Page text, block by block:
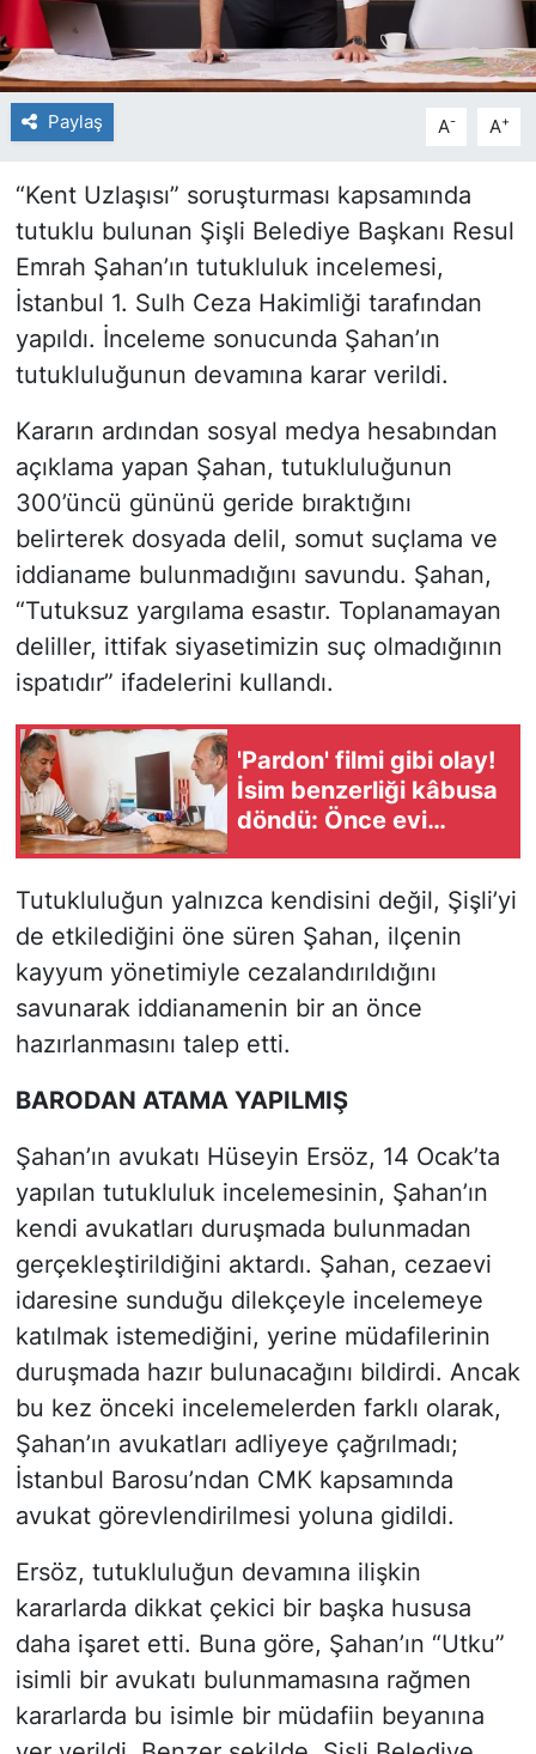
Paylaş A- A+
“Kent Uzlaşısı” soruşturması kapsamında
tutuklu bulunan Şişli Belediye Başkanı Resul
Emrah Şahan’ın tutukluluk incelemesi,
İstanbul 1. Sulh Ceza Hakimliği tarafından
yapıldı. İnceleme sonucunda Şahan’ın
tutukluluğunun devamına karar verildi.
Kararın ardından sosyal medya hesabından
açıklama yapan Şahan, tutukluluğunun
300’üncü gününü geride bıraktığını
belirterek dosyada delil, somut suçlama ve
iddianame bulunmadığını savundu. Şahan,
“Tutuksuz yargılama esastır. Toplanamayan
deliller, ittifak siyasetimizin suç olmadığının
ispatıdır” ifadelerini kullandı.
'Pardon' filmi gibi olay!
İsim benzerliği kâbusa
döndü: Önce evi
Tutukluluğun yalnızca kendisini değil, Şişli’yi
de etkilediğini öne süren Şahan, ilçenin
kayyum yönetimiyle cezalandırıldığını
savunarak iddianamenin bir an önce
hazırlanmasını talep etti.
BARODAN ATAMA YAPILMIŞ
Şahan’ın avukatı Hüseyin Ersöz, 14 Ocak’ta
yapılan tutukluluk incelemesinin, Şahan’ın
kendi avukatları duruşmada bulunmadan
gerçekleştirildiğini aktardı. Şahan, cezaevi
idaresine sunduğu dilekçeyle incelemeye
katılmak istemediğini, yerine müdafilerinin
duruşmada hazır bulunacağını bildirdi. Ancak
bu kez önceki incelemelerden farklı olarak,
Şahan’ın avukatları adliyeye çağrılmadı;
İstanbul Barosu’ndan CMK kapsamında
avukat görevlendirilmesi yoluna gidildi.
Ersöz, tutukluluğun devamına ilişkin
kararlarda dikkat çekici bir başka hususa
daha işaret etti. Buna göre, Şahan’ın “Utku”
isimli bir avukatı bulunmamasına rağmen
kararlarda bu isimle bir müdafiin beyanına